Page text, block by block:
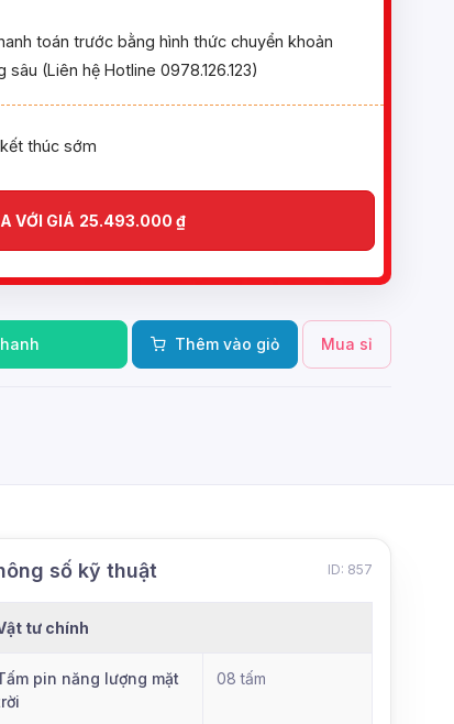
toán trước bằng hình thức chuyển khoản
(Liên hệ Hotline 0978.126.123)
thúc sớm
VỚI GIÁ 25.493.000 ₫
nhanh Thêm vào giỏ Mua sỉ
số kỹ thuật ID: 857
tư chính
pin năng lượng mặt
08 tấm